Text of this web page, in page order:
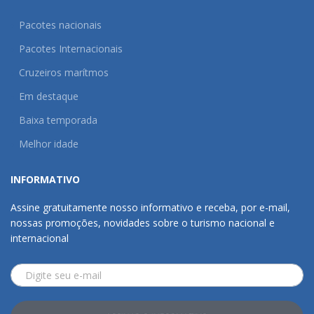
Pacotes nacionais
Pacotes Internacionais
Cruzeiros marítmos
Em destaque
Baixa temporada
Melhor idade
INFORMATIVO
Assine gratuitamente nosso informativo e receba, por e-mail,
nossas promoções, novidades sobre o turismo nacional e
internacional